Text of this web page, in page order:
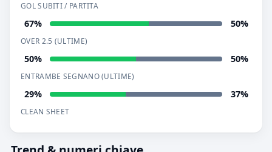
GOL SUBITI / PARTITA
67% 50%
OVER 2.5 (ULTIME)
50% 50%
ENTRAMBE SEGNANO (ULTIME)
29% 37%
CLEAN SHEET